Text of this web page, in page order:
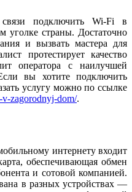
связи подключить Wi-Fi в
уголке страны. Достаточно
и вызвать мастера для
протестирует качество
оператора с наилучшей
вы хотите подключить
услугу можно по ссылке
v-zagorodnyj-dom/.
интернету входит
обеспечивающая обмен
и сотовой компанией.
в разных устройствах —